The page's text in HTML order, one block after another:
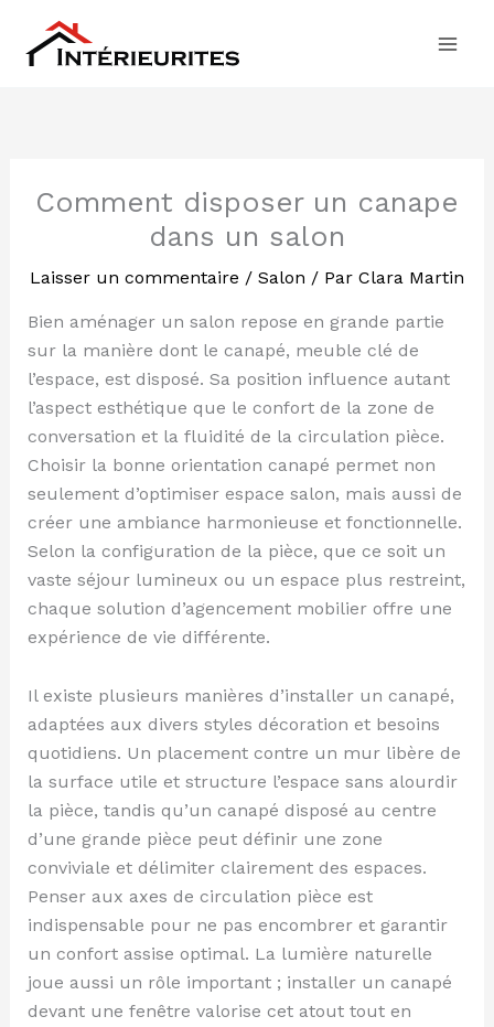
contenu
Comment disposer un canape
dans un salon
Laisser un commentaire / Salon / Par Clara Martin
Bien aménager un salon repose en grande partie
sur la manière dont le canapé, meuble clé de
l’espace, est disposé. Sa position influence autant
l’aspect esthétique que le confort de la zone de
conversation et la fluidité de la circulation pièce.
Choisir la bonne orientation canapé permet non
seulement d’optimiser espace salon, mais aussi de
créer une ambiance harmonieuse et fonctionnelle.
Selon la configuration de la pièce, que ce soit un
vaste séjour lumineux ou un espace plus restreint,
chaque solution d’agencement mobilier offre une
expérience de vie différente.
Il existe plusieurs manières d’installer un canapé,
adaptées aux divers styles décoration et besoins
quotidiens. Un placement contre un mur libère de
la surface utile et structure l’espace sans alourdir
la pièce, tandis qu’un canapé disposé au centre
d’une grande pièce peut définir une zone
conviviale et délimiter clairement des espaces.
Penser aux axes de circulation pièce est
indispensable pour ne pas encombrer et garantir
un confort assise optimal. La lumière naturelle
joue aussi un rôle important ; installer un canapé
devant une fenêtre valorise cet atout tout en